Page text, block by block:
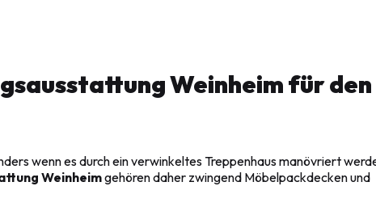
Weinheim für den
wenn es durch ein verwinkeltes Treppenhaus manövriert
Weinheimgehören daher zwingend Möbelpackdecken und